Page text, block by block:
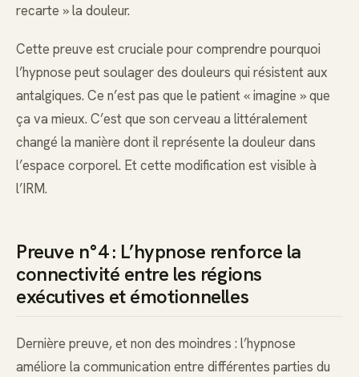
recarte » la douleur.
Cette preuve est cruciale pour comprendre pourquoi
l’hypnose peut soulager des douleurs qui résistent aux
antalgiques. Ce n’est pas que le patient « imagine » que
ça va mieux. C’est que son cerveau a littéralement
changé la manière dont il représente la douleur dans
l’espace corporel. Et cette modification est visible à
l’IRM.
Preuve n°4 : L’hypnose renforce la
connectivité entre les régions
exécutives et émotionnelles
Dernière preuve, et non des moindres : l’hypnose
améliore la communication entre différentes parties du